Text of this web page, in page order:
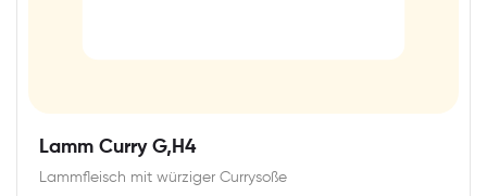
Lamm Curry G,H4
Lammfleisch mit würziger Currysoße